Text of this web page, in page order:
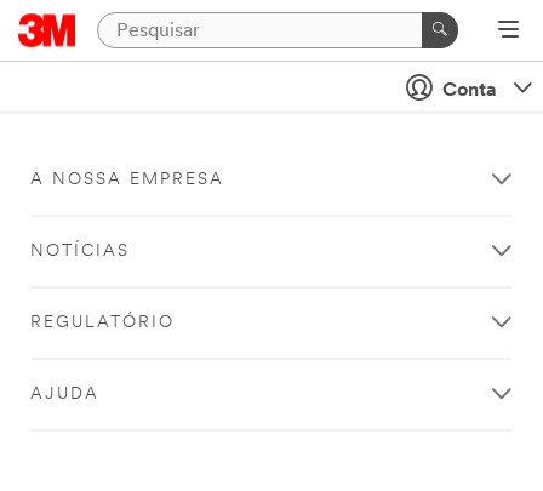
Conta
A NOSSA EMPRESA
NOTÍCIAS
REGULATÓRIO
AJUDA